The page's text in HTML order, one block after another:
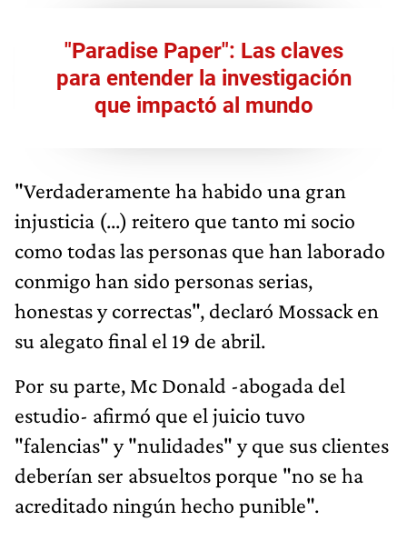
"Paradise Paper": Las claves
para entender la investigación
que impactó al mundo
"Verdaderamente ha habido una gran
injusticia (...) reitero que tanto mi socio
como todas las personas que han laborado
conmigo han sido personas serias,
honestas y correctas", declaró Mossack en
su alegato final el 19 de abril.
Por su parte, Mc Donald -abogada del
estudio- afirmó que el juicio tuvo
"falencias" y "nulidades" y que sus clientes
deberían ser absueltos porque "no se ha
acreditado ningún hecho punible".